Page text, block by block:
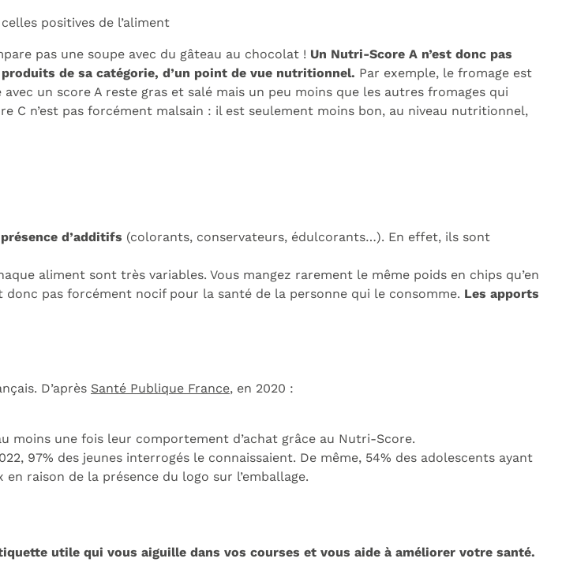
positives de l’aliment
pas une soupe avec du gâteau au chocolat ! Un Nutri-Score A n’est donc pas
de sa catégorie, d’un point de vue nutritionnel. Par exemple, le fromage est
un score A reste gras et salé mais un peu moins que les autres fromages qui
C n’est pas forcément malsain : il est seulement moins bon, au niveau nutritionnel,
d’additifs (colorants, conservateurs, édulcorants…). En effet, ils sont
aliment sont très variables. Vous mangez rarement le même poids en chips qu’en
pas forcément nocif pour la santé de la personne qui le consomme. Les apports
D’après Santé Publique France, en 2020 :
moins une fois leur comportement d’achat grâce au Nutri-Score.
97% des jeunes interrogés le connaissaient. De même, 54% des adolescents ayant
raison de la présence du logo sur l’emballage.
utile qui vous aiguille dans vos courses et vous aide à améliorer votre santé.